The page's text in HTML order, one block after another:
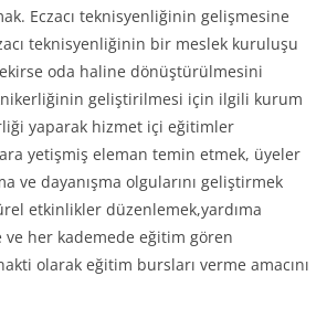
Eczacı teknisyenliğinin gelişmesine
teknisyenliğinin bir meslek kuruluşu
oda haline dönüştürülmesini
geliştirilmesi için ilgili kurum
yaparak hizmet içi eğitimler
yetişmiş eleman temin etmek, üyeler
ve dayanışma olgularını geliştirmek
etkinlikler düzenlemek,yardıma
her kademede eğitim gören
olarak eğitim bursları verme amacını